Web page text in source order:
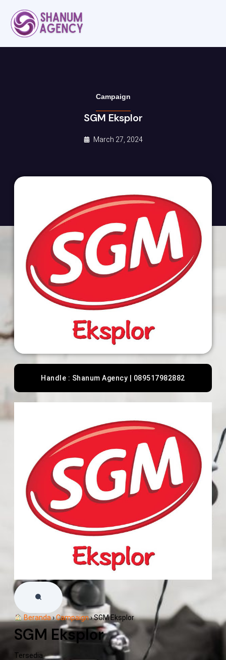
Campaign
SGM Eksplor
March 27, 2024
Handle : Shanum Agency | 089517982882
Beranda›Campaign›SGM Eksplor
SGM Eksplor
Tersedia